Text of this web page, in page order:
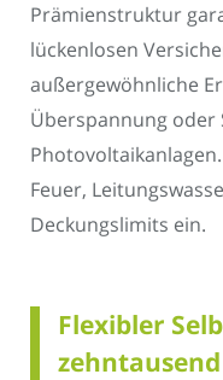
Prämienstruktur
lückenlosen
außergewöhnliche
Überspannung oder
Feuer,
Deckungslimits ein.
Flexibler